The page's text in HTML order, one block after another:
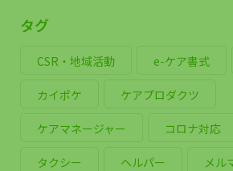
タグ
CSR・地域活動 e-ケア書式
カイポケ ケアプロダクツ
ケアマネージャー コロナ対応
タクシー ヘルパー メル